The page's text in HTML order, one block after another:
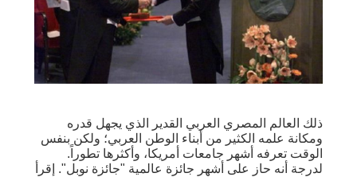
ذلك العالم المصري العربي القدير الذي يجهل قدره
ومكانة علمه الكثير من أبناء الوطن العربي؛ ولكن بنفس
الوقت تعرفه أشهر جامعات أمريكا، وأكثرها تطوراً.
لدرجة أنه حاز على أشهر جائزة عالمية "جائزة نوبل". إقرأ